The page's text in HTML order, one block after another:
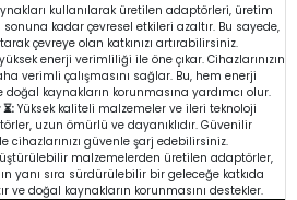
kullanılarak üretilen adaptörleri, üretim
kadar çevresel etkileri azaltır. Bu sayede,
çevreye olan katkınızı artırabilirsiniz.
enerji verimliliği ile öne çıkar. Cihazlarınızın
verimli çalışmasını sağlar. Bu, hem enerji
doğal kaynakların korunmasına yardımcı olur.
Yüksek kaliteli malzemeler ve ileri teknoloji
uzun ömürlü ve dayanıklıdır. Güvenilir
cihazlarınızı güvenle şarj edebilirsiniz.
malzemelerden üretilen adaptörler,
yanı sıra sürdürülebilir bir geleceğe katkıda
ve doğal kaynakların korunmasını destekler.